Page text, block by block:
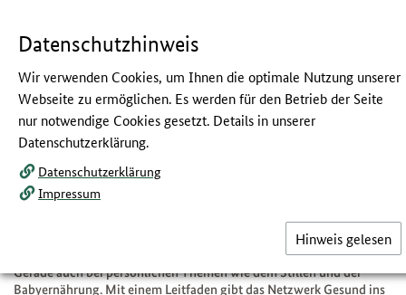
und
Service
Einfühlsam übers Stillen
kommunizieren
Leitfaden für alle, die beraten und
informieren
Unser Wissen über Sprache und ihre Wirkung wächst stetig. Das
bietet in der beruflichen Praxis und im Alltag die Chance, Menschen
immer besser abzuholen und ihnen auf Augenhöhe zu begegnen.
Gerade auch bei persönlichen Themen wie dem Stillen und der
Babyernährung. Mit einem Leitfaden gibt das Netzwerk Gesund ins
Datenschutzhinweis
Wir verwenden Cookies, um Ihnen die optimale Nutzung unserer
Webseite zu ermöglichen. Es werden für den Betrieb der Seite
nur notwendige Cookies gesetzt. Details in unserer
Datenschutzerklärung.
Datenschutzerklärung
Impressum
Hinweis gelesen